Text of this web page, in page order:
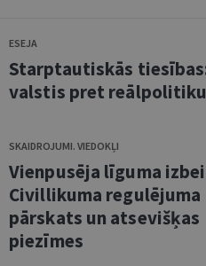
ESEJA
Starptautiskās
valstis pret reālpolitiku
SKAIDROJUMI. VIEDOKĻI
Vienpusēja līguma
Civillikuma regulējuma
pārskats un atsevišķas
piezīmes